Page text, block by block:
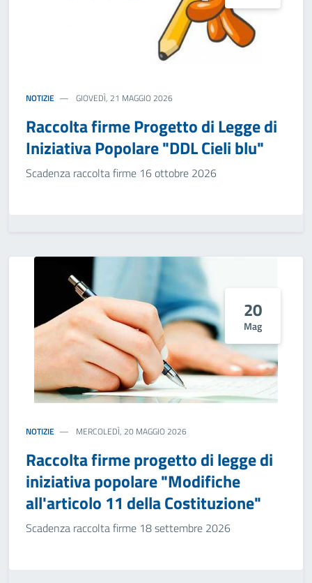
NOTIZIE GIOVEDÌ, 21 MAGGIO 2026
Raccolta firme Progetto di Legge di
Iniziativa Popolare "DDL Cieli blu"
Scadenza raccolta firme 16 ottobre 2026
20
Mag
NOTIZIE MERCOLEDÌ, 20 MAGGIO 2026
Raccolta firme progetto di legge di
iniziativa popolare "Modifiche
all'articolo 11 della Costituzione"
Scadenza raccolta firme 18 settembre 2026